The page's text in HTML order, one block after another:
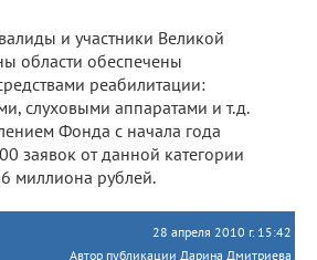
и участники Великой
области обеспечены
реабилитации:
слуховыми аппаратами и т.д.
Фонда с начала года
заявок от данной категории
миллиона рублей.
28 апреля 2010 г. 15:42
Автор публикации Дарина Дмитриева